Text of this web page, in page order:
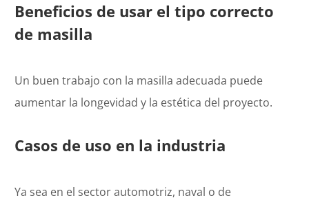
Beneficios de usar el tipo correcto
de masilla
Un buen trabajo con la masilla adecuada puede
aumentar la longevidad y la estética del proyecto.
Casos de uso en la industria
Ya sea en el sector automotriz, naval o de